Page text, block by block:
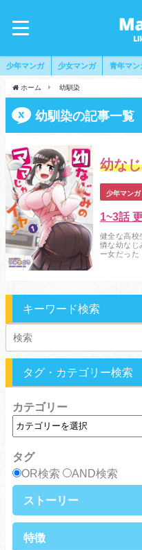
少年マンガ 少女マンガ 青年マン
ホーム 幼馴染
幼馴染の記事一覧
幼な
少年マンガ
1~3話
健全な高校
憐な幼なじ
ー女だった
キーワード検索
タグ・カテゴリー検索
カテゴリー
タグ
OR検索
AND検索
ストーリー
ラブストーリー
特徴